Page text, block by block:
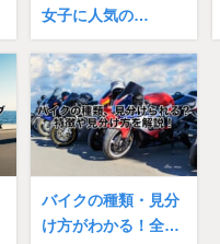
女子に人気の…
バイクの種類・見分
け方がわかる！全…